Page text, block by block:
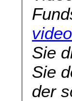
Sie
Sie
der